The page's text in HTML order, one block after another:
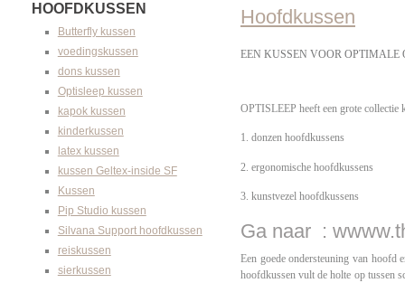
HOOFDKUSSEN
Butterfly kussen
voedingskussen
dons kussen
Optisleep kussen
kapok kussen
kinderkussen
latex kussen
kussen Geltex-inside SF
Kussen
Pip Studio kussen
Silvana Support hoofdkussen
reiskussen
sierkussen
Hoofdkussen
EEN KUSSEN VOOR OPTIMALE
OPTISLEEP heeft een grote collectie
1. donzen hoofdkussens
2. ergonomische hoofdkussens
3. kunstvezel hoofdkussens
Ga naar :
Een goede ondersteuning van
hoofdkussen vult de holte op tussen